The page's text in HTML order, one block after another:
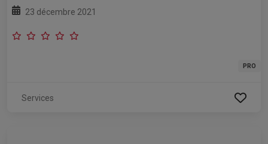
23 décembre 2021
PRO
Services